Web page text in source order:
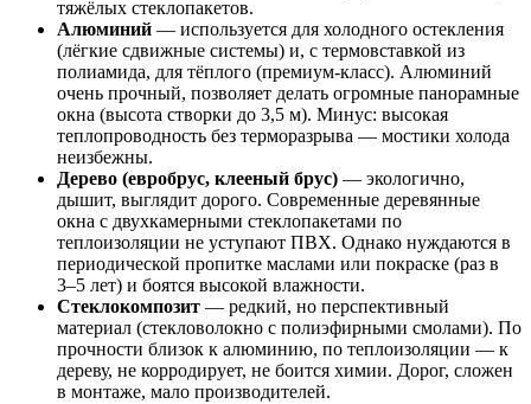
тяжёлых стеклопакетов.
Алюминий — используется для холодного остекления
(лёгкие сдвижные системы) и, с термовставкой из
полиамида, для тёплого (премиум-класс). Алюминий
очень прочный, позволяет делать огромные панорамные
окна (высота створки до 3,5 м). Минус: высокая
теплопроводность без терморазрыва — мостики холода
неизбежны.
Дерево (евробрус, клееный брус) — экологично,
дышит, выглядит дорого. Современные деревянные
окна с двухкамерными стеклопакетами по
теплоизоляции не уступают ПВХ. Однако нуждаются в
периодической пропитке маслами или покраске (раз в
3–5 лет) и боятся высокой влажности.
Стеклокомпозит — редкий, но перспективный
материал (стекловолокно с полиэфирными смолами). По
прочности близок к алюминию, по теплоизоляции — к
дереву, не корродирует, не боится химии. Дорог, сложен
в монтаже, мало производителей.